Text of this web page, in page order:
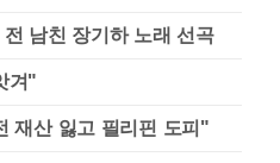
남친 장기하 노래 선곡
겨"
재산 잃고 필리핀 도피"